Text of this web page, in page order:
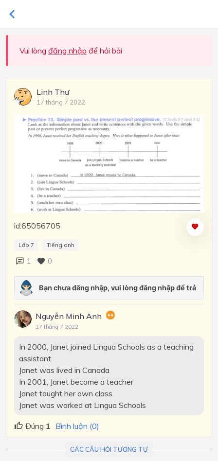
Vui lòng đăng nhập để hỏi bài
Linh Thư
17 tháng 7 2022
id:65056705
Lớp 7 Tiếng anh
1 0
Nguyễn Minh Anh
17 tháng 7 2022
In 2000, Janet joined Lingua Schools as a teaching
assistant
Janet was lived in Canada
In 2001, Janet become a teacher
Janet taught her own class
Janet was worked at Lingua Schools
Đúng 1 Bình luận (0)
CÁC CÂU HỎI TƯƠNG TỰ